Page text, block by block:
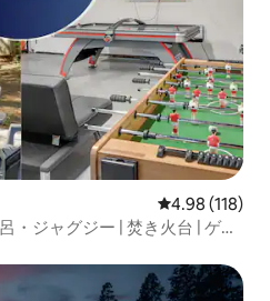
レビュー118
4.98 (118)
・ジャグジー | 焚き火台 | ゲー